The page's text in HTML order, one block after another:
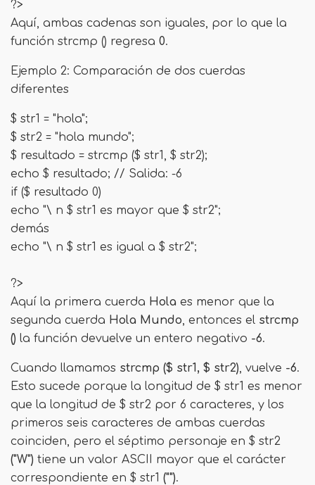
?>
Aquí, ambas cadenas son iguales, por lo que la
función strcmp () regresa 0.
Ejemplo 2: Comparación de dos cuerdas
diferentes
$ str1 = "hola";
$ str2 = "hola mundo";
$ resultado = strcmp ($ str1, $ str2);
echo $ resultado; // Salida: -6
if ($ resultado 0)
echo "\ n $ str1 es mayor que $ str2";
demás
echo "\ n $ str1 es igual a $ str2";
?>
Aquí la primera cuerda Hola es menor que la
segunda cuerda Hola Mundo, entonces el strcmp
() la función devuelve un entero negativo -6.
Cuando llamamos strcmp ($ str1, $ str2), vuelve -6.
Esto sucede porque la longitud de $ str1 es menor
que la longitud de $ str2 por 6 caracteres, y los
primeros seis caracteres de ambas cuerdas
coinciden, pero el séptimo personaje en $ str2
("W") tiene un valor ASCII mayor que el carácter
correspondiente en $ str1 ("").